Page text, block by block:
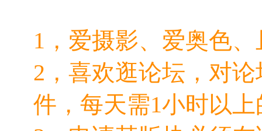
1，爱摄影、爱奥色
2，喜欢逛论坛，对
件，每天需1小时以